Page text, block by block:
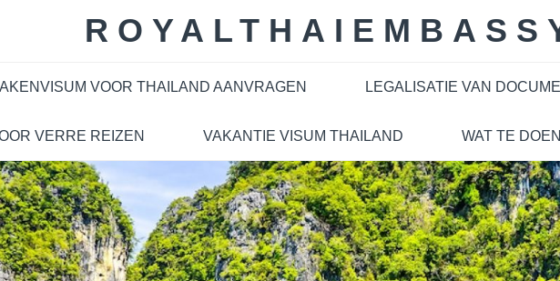
VOOR THAILAND AANVRAGEN LEGALISATIE VAN
VERRE REIZEN VAKANTIE VISUM THAILAND WAT TE